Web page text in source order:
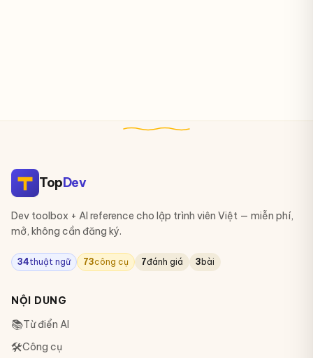
TopDev
Dev toolbox + AI reference cho lập trình viên Việt — miễn phí,
mở, không cần đăng ký.
34thuật ngữ 73công cụ 7đánh giá 3 bài
NỘI DUNG
📚Từ điển AI
🛠Công cụ